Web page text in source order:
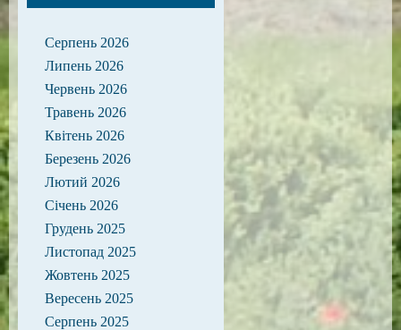
Серпень 2026
Липень 2026
Червень 2026
Травень 2026
Квітень 2026
Березень 2026
Лютий 2026
Січень 2026
Грудень 2025
Листопад 2025
Жовтень 2025
Вересень 2025
Серпень 2025